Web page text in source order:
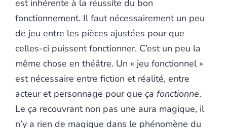
est inhérente à la réussite du bon
fonctionnement. Il faut nécessairement un peu
de jeu entre les pièces ajustées pour que
celles-ci puissent fonctionner. C’est un peu la
même chose en théâtre. Un « jeu fonctionnel »
est nécessaire entre fiction et réalité, entre
acteur et personnage pour que ça fonctionne.
Le ça recouvrant non pas une aura magique, il
n’y a rien de magique dans le phénomène du